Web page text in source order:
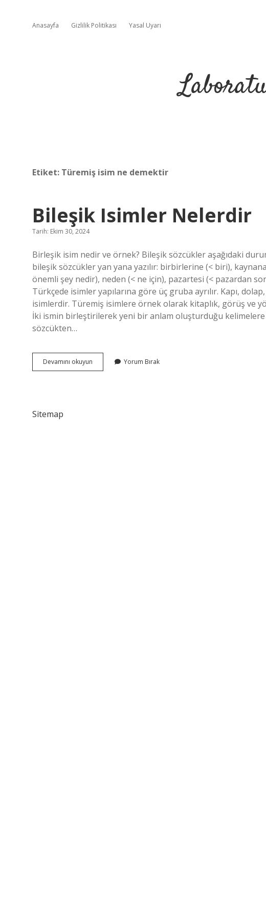
Anasayfa Gizlilik Politikası Yasal Uyarı
Etiket: Türemiş isim ne demektir
Bileşik Isimler Nelerdir
Tarih: Ekim 30, 2024
Birleşik isim nedir ve örnek? Bileşik sözcükler aşağıdaki
bileşik sözcükler yan yana yazılır: birbirlerine (< biri),
önemli şey nedir), neden (< ne için), pazartesi (< pazardan
Türkçede isimler yapılarına göre üç gruba ayrılır. Kapı,
isimlerdir. Türemiş isimlere örnek olarak kitaplık, görüş ve
İki ismin birleştirilerek yeni bir anlam oluşturduğu
sözcükten…
Devamını okuyun
Isimler
Yorum Bırak
Sitemap